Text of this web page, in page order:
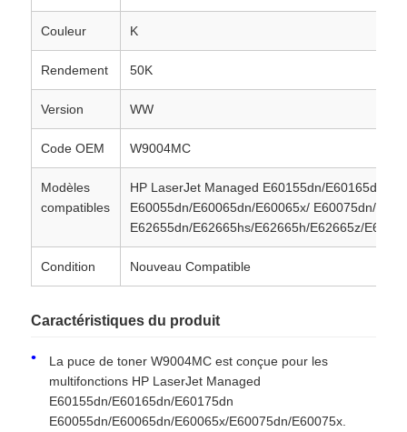
Couleur K
Rendement 50K
Version WW
Code OEM W9004MC
Modèles
compatibles
HP LaserJet Managed E60155dn/E60165dn/
E60055dn/E60065dn/E60065x/ E60075dn/
E62655dn/E62665hs/E62665h/E62665z/
Condition Nouveau Compatible
Caractéristiques du produit
La puce de toner W9004MC est conçue pour les
multifonctions HP LaserJet Managed
E60155dn/E60165dn/E60175dn
E60055dn/E60065dn/E60065x/E60075dn/E60075x.